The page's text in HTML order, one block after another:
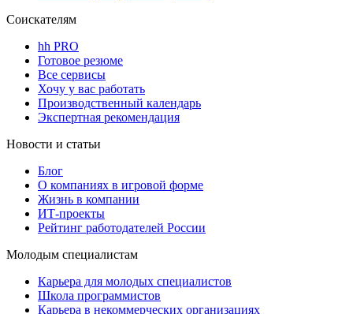
Соискателям
hh PRO
Готовое резюме
Все сервисы
Хочу у вас работать
Производственный календарь
Экспертная рекомендация
Новости и статьи
Блог
О компаниях в игровой форме
Жизнь в компании
ИТ-проекты
Рейтинг работодателей России
Молодым специалистам
Карьера для молодых специалистов
Школа программистов
Карьера в некоммерческих организациях